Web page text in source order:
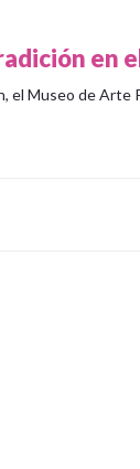
en
el Museo de Arte